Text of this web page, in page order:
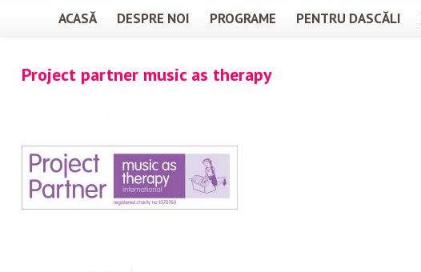
ACASĂ DESPRE NOI PROGRAME PENTRU DASCĂLI
Project partner music as therapy